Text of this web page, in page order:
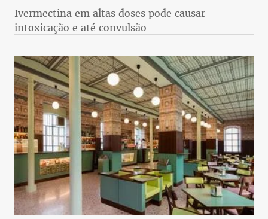
Ivermectina em altas doses pode causar
intoxicação e até convulsão